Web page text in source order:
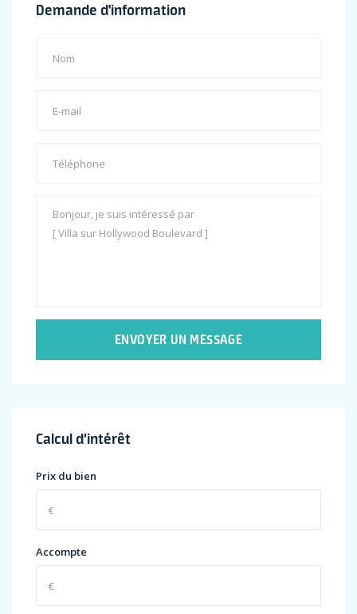
Demande d'information
ENVOYER UN MESSAGE
Calcul d’intérêt
Prix du bien
Accompte